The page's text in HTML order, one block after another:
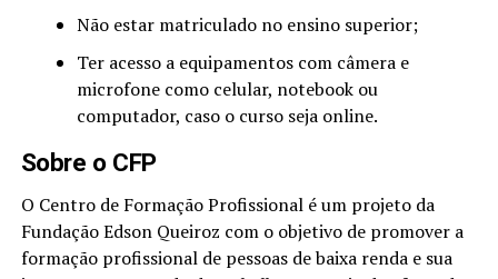
Não estar matriculado no ensino superior;
Ter acesso a equipamentos com câmera e
microfone como celular, notebook ou
computador, caso o curso seja online.
Sobre o CFP
O Centro de Formação Profissional é um projeto da
Fundação Edson Queiroz com o objetivo de promover a
formação profissional de pessoas de baixa renda e sua